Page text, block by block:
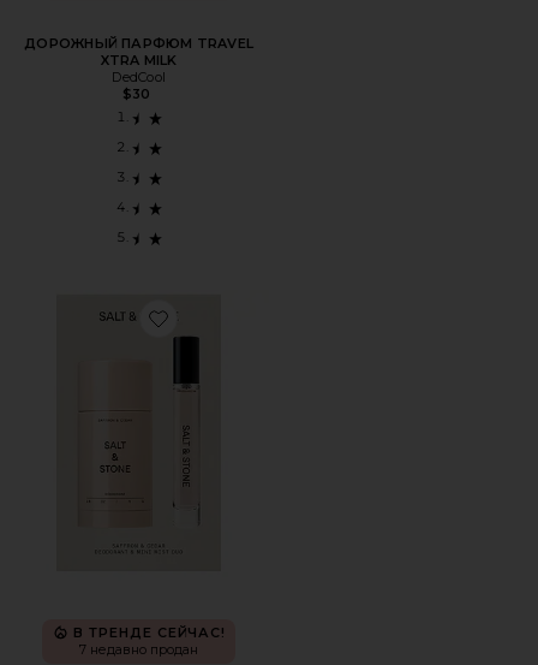
ДОРОЖНЫЙ ПАРФЮМ TRAVEL
XTRA MILK
DedCool
$30
Favorite НАБОР ДЕЗОДОРАНТА И ДУХОВ SAFFRON &
В ТРЕНДЕ СЕЙЧАС!
7 недавно продан